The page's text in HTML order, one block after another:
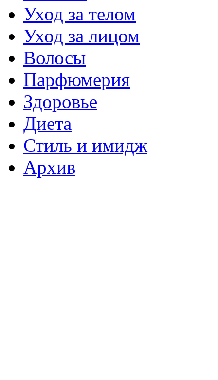
Уход за телом
Уход за лицом
Волосы
Парфюмерия
Здоровье
Диета
Стиль и имидж
Архив